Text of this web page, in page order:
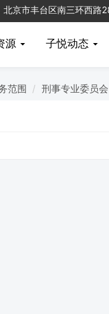
京市丰台区南三环西路
源 子悦动态
范围 刑事专业委员会